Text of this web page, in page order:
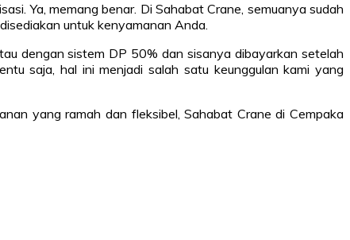
Ya, memang benar. Di Sahabat Crane, semuanya sudah
untuk kenyamanan Anda.
dengan sistem DP 50% dan sisanya dibayarkan setelah
saja, hal ini menjadi salah satu keunggulan kami yang
yang ramah dan fleksibel, Sahabat Crane di Cempaka